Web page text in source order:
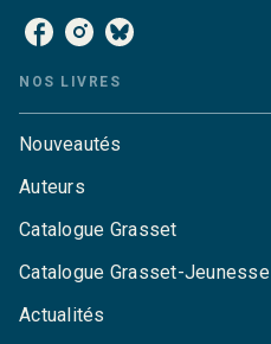
NOS LIVRES
Nouveautés
Auteurs
Catalogue Grasset
Catalogue Grasset-Jeunesse
Actualités